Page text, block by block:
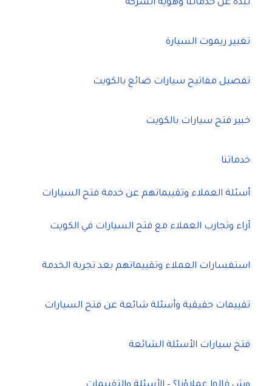
نبذة عن خدماتنا وهوية الشركة
تغيير ريموت السيارة
تفصيل مفاتيح سيارات ضائع بالكويت
خبير فتح سيارات بالكويت
خدماتنا
أسئلة العملاء وتقييماتهم عن خدمة فتح السيارات
آراء وتجارب العملاء مع فتح السيارات في الكويت
استفسارات العملاء وتقييماتهم بعد تجربة الخدمة
تقييمات حقيقية وأسئلة شائعة عن فتح السيارات
فتح سيارات الأسئلة الشائعة